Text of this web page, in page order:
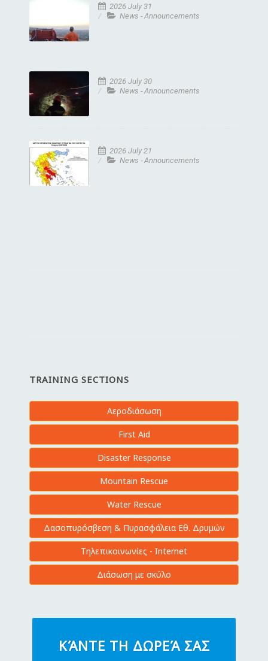
2026 July 31
News - Announcements
2026 July 30
News - Announcements
2026 July 21
News - Announcements
TRAINING SECTIONS
Αεροδιάσωση
First Aid
Disaster Response
Mountain Rescue
Water Rescue
Δασοπυρόσβεση & Πυρασφάλεια Εθ. Δρυμών
Τηλεπικοινωνίες - Internet
Διάσωση με σκύλο
ΚΆΝΤΕ ΤΗ ΔΩΡΕΆ ΣΑΣ